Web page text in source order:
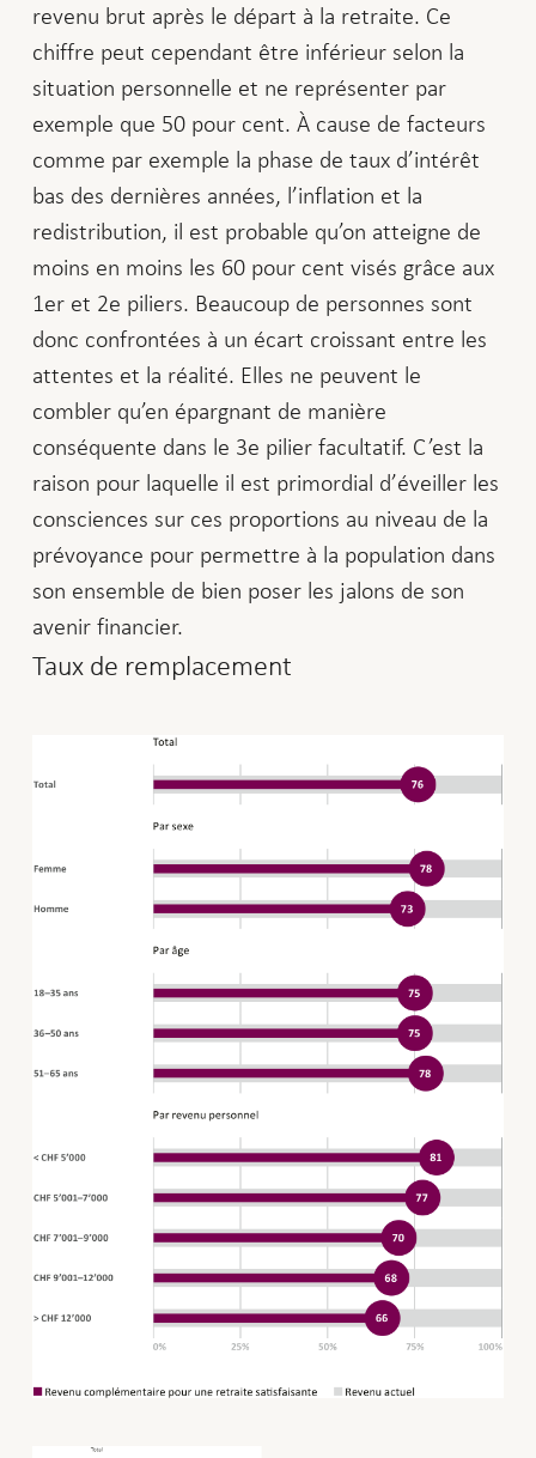
revenu brut après le départ à la retraite. Ce
chiffre peut cependant être inférieur selon la
situation personnelle et ne représenter par
exemple que 50 pour cent. À cause de facteurs
comme par exemple la phase de taux d’intérêt
bas des dernières années, l’inflation et la
redistribution, il est probable qu’on atteigne de
moins en moins les 60 pour cent visés grâce aux
1er et 2e piliers. Beaucoup de personnes sont
donc confrontées à un écart croissant entre les
attentes et la réalité. Elles ne peuvent le
combler qu’en épargnant de manière
conséquente dans le 3e pilier facultatif. C’est la
raison pour laquelle il est primordial d’éveiller les
consciences sur ces proportions au niveau de la
prévoyance pour permettre à la population dans
son ensemble de bien poser les jalons de son
avenir financier.
Taux de remplacement